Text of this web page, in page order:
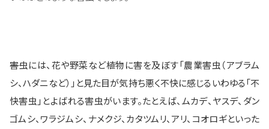
――害虫には、花や野菜など植物に害を及ぼす「農業害虫（アブラム
シ、ハダニなど）」と見た目が気持ち悪く不快に感じるいわゆる「不
快害虫」とよばれる害虫がいます。たとえば、ムカデ、ヤスデ、ダン
ゴムシ、ワラジムシ、ナメクジ、カタツムリ、アリ、コオロギといった